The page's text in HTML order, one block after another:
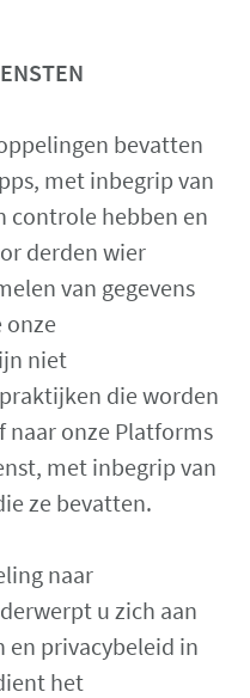
bevatten
met inbegrip van
controle hebben en
derden wier
van gegevens
onze
niet
die worden
naar onze Platforms
met inbegrip van
ze bevatten.
naar
u zich aan
en privacybeleid in
het